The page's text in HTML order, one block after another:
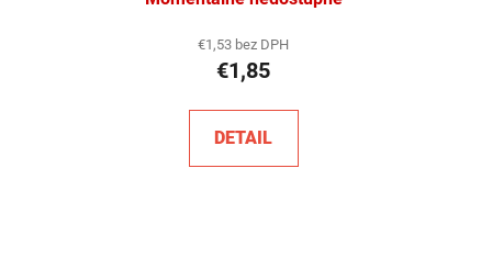
€1,53 bez DPH
€1,85
DETAIL